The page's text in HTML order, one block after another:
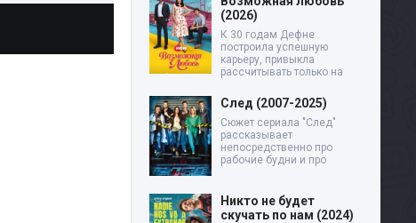
(2026)
К 30 годам Дефне
построила успешную
карьеру, привыкла
рассчитывать только на
След (2007-2025)
Сюжет сериала "След"
рассказывает
непосредственно про
рабочие будни и про
Никто не будет
скучать по нам (2024)